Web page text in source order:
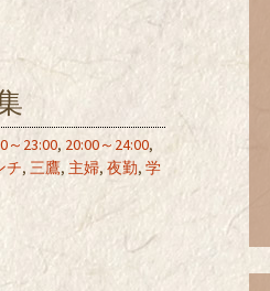
～23:00, 20:00～24:00,
チ, 三鷹, 主婦, 夜勤, 学